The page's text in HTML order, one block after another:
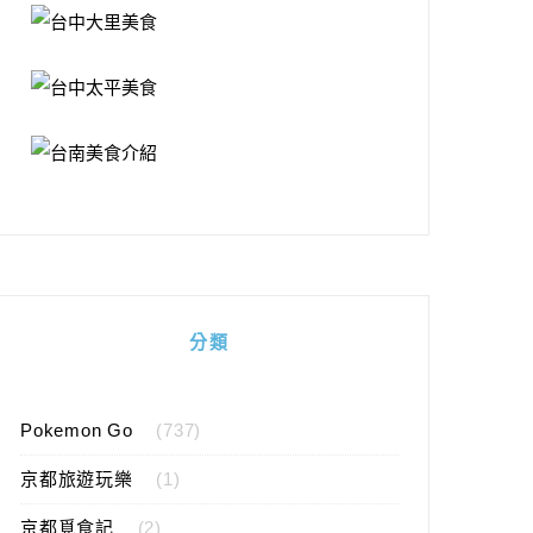
分類
Pokemon Go (737)
京都旅遊玩樂 (1)
京都覓食記 (2)